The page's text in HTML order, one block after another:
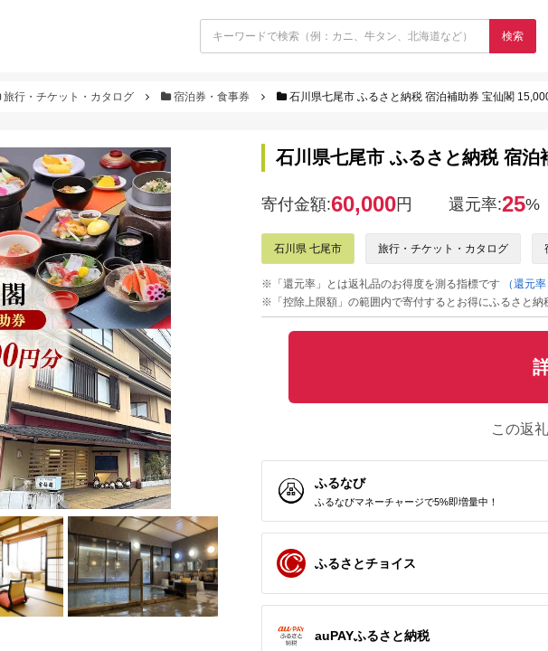
検索
旅行・チケット・カタログ 宿泊券・食事券 石川県七尾市 ふるさと納税 宿泊補助券 宝仙閣
石川県七尾市 ふるさと納税 宿
寄付金額:60,000円 還元率:25%
石川県 七尾市 旅行・チケット・カタログ
※「還元率」とは返礼品のお得度を測る指標です
（還元率
※「控除上限額」の範囲内で寄付するとお得にふるさと納
この返
ふるなび
ふるなびマネーチャージで5%即増量中！
ふるさとチョイス
auPAYふるさと納税